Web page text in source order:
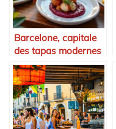
Barcelone, capitale
des tapas modernes